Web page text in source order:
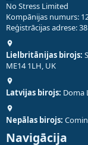
No Stress Limited
Kompānijas numurs:
Reģistrācijas adrese:
Lielbritānijas birojs:
ME14 1LH, UK
Latvijas birojs: Doma
Nepālas birojs:
Navigācija